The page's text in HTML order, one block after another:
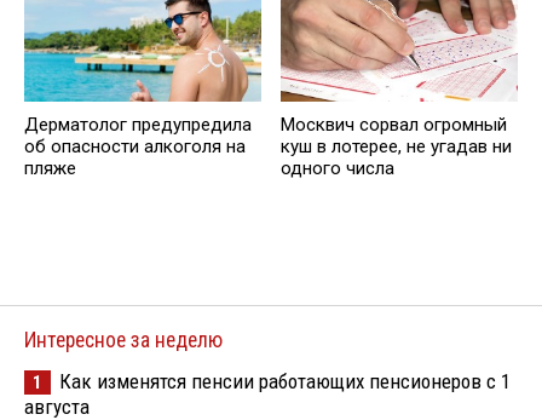
Дерматолог предупредила
об опасности алкоголя на
пляже
Москвич сорвал огромный
куш в лотерее, не угадав ни
одного числа
Интересное за неделю
1
Как изменятся пенсии работающих пенсионеров с 1
августа